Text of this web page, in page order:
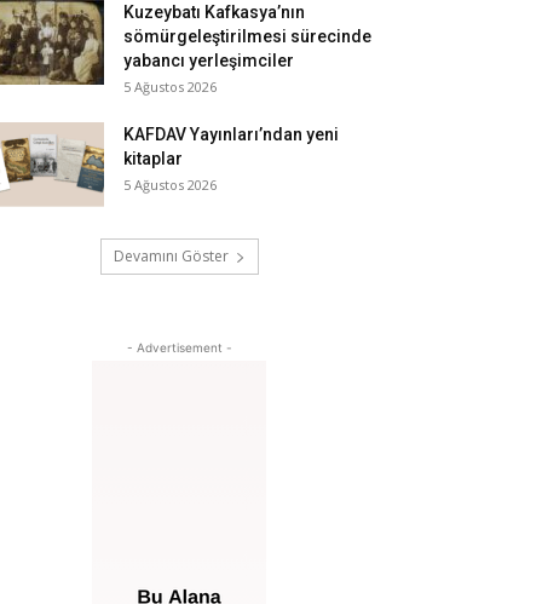
Kuzeybatı Kafkasya’nın
sömürgeleştirilmesi sürecinde
yabancı yerleşimciler
5 Ağustos 2026
KAFDAV Yayınları’ndan yeni
kitaplar
5 Ağustos 2026
Devamını Göster
- Advertisement -